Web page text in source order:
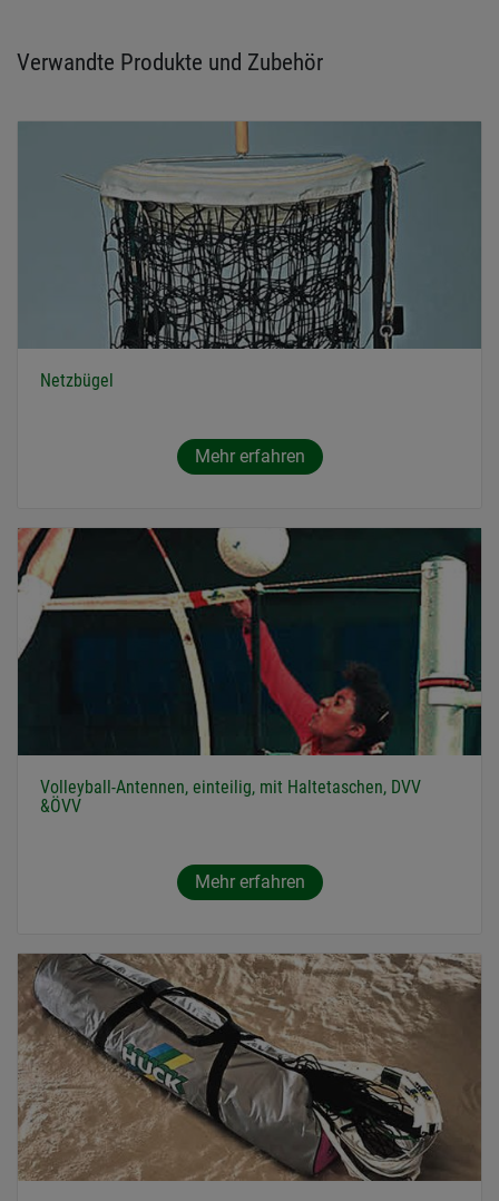
Verwandte Produkte und Zubehör
Netzbügel
Mehr erfahren
Volleyball-Antennen, einteilig, mit Haltetaschen, DVV
&ÖVV
Mehr erfahren